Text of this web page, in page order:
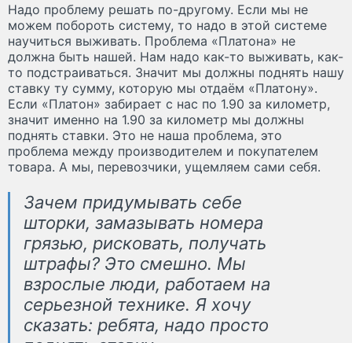
Надо проблему решать по-другому. Если мы не
можем побороть систему, то надо в этой системе
научиться выживать. Проблема «Платона» не
должна быть нашей. Нам надо как-то выживать, как-
то подстраиваться. Значит мы должны поднять нашу
ставку ту сумму, которую мы отдаём «Платону».
Если «Платон» забирает с нас по 1.90 за километр,
значит именно на 1.90 за километр мы должны
поднять ставки. Это не наша проблема, это
проблема между производителем и покупателем
товара. А мы, перевозчики, ущемляем сами себя.
Зачем придумывать себе
шторки, замазывать номера
грязью, рисковать, получать
штрафы? Это смешно. Мы
взрослые люди, работаем на
серьезной технике. Я хочу
сказать: ребята, надо просто